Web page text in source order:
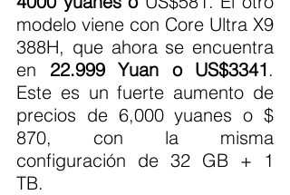
modelo viene con Core Ultra X9
388H, que ahora se encuentra
en 22.999 Yuan o US$3341.
Este es un fuerte aumento de
precios de 6,000 yuanes o $
870, con la misma
configuración de 32 GB + 1
TB.